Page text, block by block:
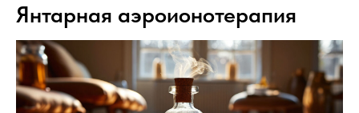
Янтарная аэроионотерапия